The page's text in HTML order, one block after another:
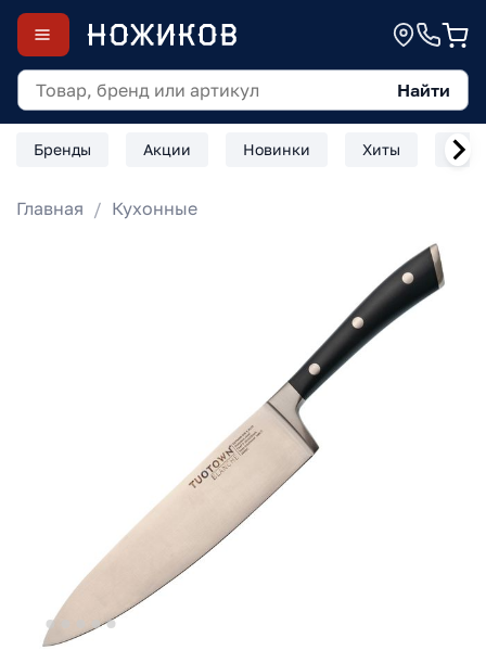
Найти
Бренды Акции Новинки Хиты
Главная Кухонные